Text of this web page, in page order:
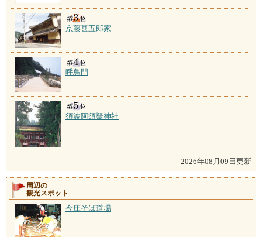
京藤甚五郎家
呼鳥門
須波阿須疑神社
2026年08月09日更新
周辺の
観光スポット
今庄そば道場